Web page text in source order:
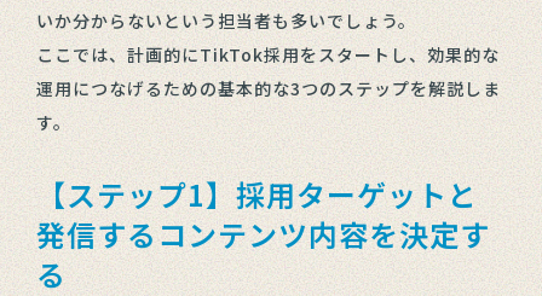
いか分からないという担当者も多いでしょう。
ここでは、計画的にTikTok採用をスタートし、効果的な
運用につなげるための基本的な3つのステップを解説しま
す。
【ステップ1】採用ターゲットと
発信するコンテンツ内容を決定す
る